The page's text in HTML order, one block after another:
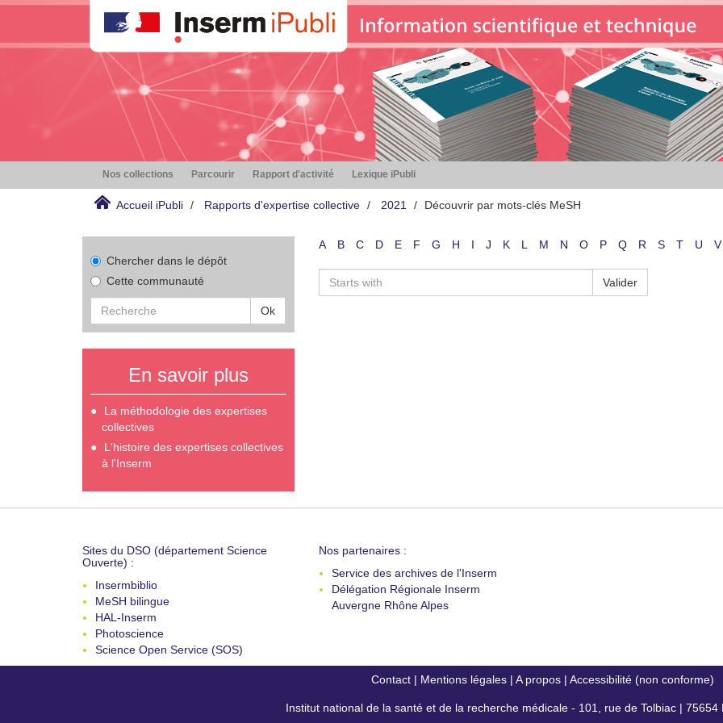
Nos collections Parcourir Rapport d'activité Lexique iPubli
Accueil iPubli Rapports d'expertise collective 2021 Découvrir par mots-clés MeSH
Chercher dans le dépôt
Cette communauté
Ok
En savoir plus
La méthodologie des expertises
collectives
L'histoire des expertises collectives
à l'Inserm
A B C D E F G H I J K L M N O P Q R S T U V
Valider
Sites du DSO (département Science
Ouverte) :
Insermbiblio
MeSH bilingue
HAL-Inserm
Photoscience
Science Open Service (SOS)
Nos partenaires :
Service des archives de l'Inserm
Délégation Régionale Inserm
Auvergne Rhône Alpes
Contact| Mentions légales| A propos| Accessibilité (non conforme)
Institut national de la santé et de la recherche médicale - 101, rue de Tolbiac | 75654